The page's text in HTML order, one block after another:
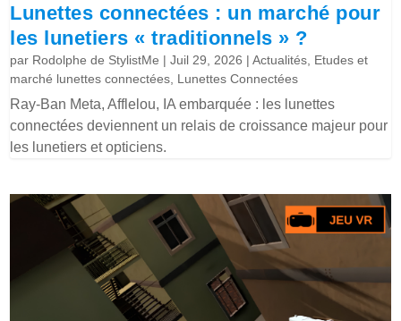
Lunettes connectées : un marché pour
les lunetiers « traditionnels » ?
par Rodolphe de StylistMe |Juil 29, 2026 |Actualités Etudes et
marché lunettes connectées Lunettes Connectées
Ray-Ban Meta, Afflelou, IA embarquée : les lunettes
connectées deviennent un relais de croissance majeur pour
les lunetiers et opticiens.